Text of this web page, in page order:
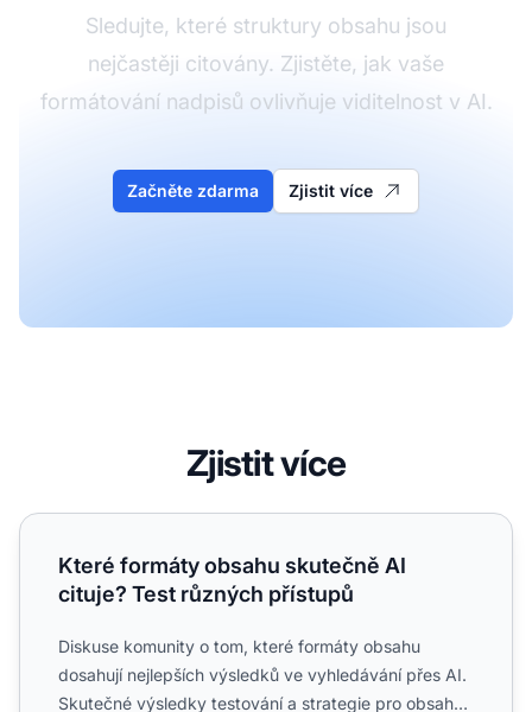
Sledujte, které struktury obsahu jsou
nejčastěji citovány. Zjistěte, jak vaše
formátování nadpisů ovlivňuje viditelnost v AI.
Začněte zdarma Zjistit více
Zjistit více
Které formáty obsahu skutečně AI cituje? Test různých
Které formáty obsahu skutečně AI
cituje? Test různých přístupů
Diskuse komunity o tom, které formáty obsahu
dosahují nejlepších výsledků ve vyhledávání přes AI.
Skutečné výsledky testování a strategie pro obsah